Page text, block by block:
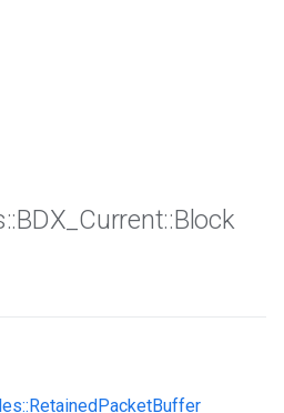
::BDX Current::Block